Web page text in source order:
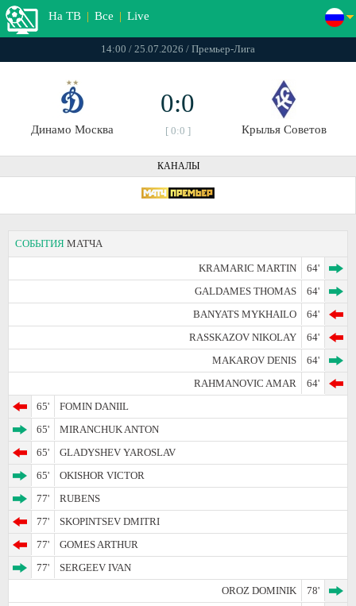
На ТВ | Все | Live
14:00 / 25.07.2026 / Премьер-Лига
Динамо Москва
0:0
[ 0:0 ] Крылья Советов
КАНАЛЫ
СОБЫТИЯ МАТЧА
KRAMARIC MARTIN
64'
GALDAMES THOMAS
64'
BANYATS MYKHAILO
64'
RASSKAZOV NIKOLAY
64'
MAKAROV DENIS
64'
RAHMANOVIC AMAR
64'
65'
FOMIN DANIIL
65'
MIRANCHUK ANTON
65'
GLADYSHEV YAROSLAV
65'
OKISHOR VICTOR
77'
RUBENS
77'
SKOPINTSEV DMITRI
77'
GOMES ARTHUR
77'
SERGEEV IVAN
OROZ DOMINIK
78'